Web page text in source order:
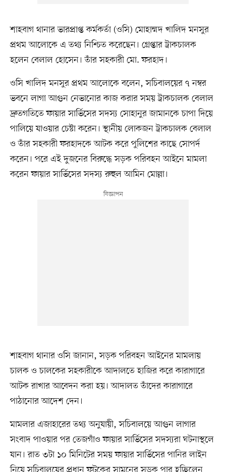
শাহবাগ থানার ভারপ্রাপ্ত কর্মকর্তা (ওসি) মোহাম্মদ খালিদ মনসুর
প্রথম আলোকে এ তথ্য নিশ্চিত করেছেন। গ্রেপ্তার ট্রাকচালক
হলেন বেলাল হোসেন। তাঁর সহকারী মো. ফরহাদ।
ওসি খালিদ মনসুর প্রথম আলোকে বলেন, সচিবালয়ের ৭ নম্বর
ভবনে লাগা আগুন নেভানোর কাজ করার সময় ট্রাকচালক বেলাল
দ্রুতগতিতে ফায়ার সার্ভিসের সদস্য সোহানুর জামানকে চাপা দিয়ে
পালিয়ে যাওয়ার চেষ্টা করেন। স্থানীয় লোকজন ট্রাকচালক বেলাল
ও তাঁর সহকারী ফরহাদকে আটক করে পুলিশের কাছে সোপর্দ
করেন। পরে এই দুজনের বিরুদ্ধে সড়ক পরিবহন আইনে মামলা
করেন ফায়ার সার্ভিসের সদস্য রুহুল আমিন মোল্লা।
শাহবাগ থানার ওসি জানান, সড়ক পরিবহন আইনের মামলায়
চালক ও চালকের সহকারীকে আদালতে হাজির করে কারাগারে
আটক রাখার আবেদন করা হয়। আদালত তাঁদের কারাগারে
পাঠানোর আদেশ দেন।
মামলার এজাহারের তথ্য অনুযায়ী, সচিবালয়ে আগুন লাগার
সংবাদ পাওয়ার পর তেজগাঁও ফায়ার সার্ভিসের সদস্যরা ঘটনাস্থলে
যান। রাত ৩টা ১০ মিনিটের সময় ফায়ার সার্ভিসের পানির লাইন